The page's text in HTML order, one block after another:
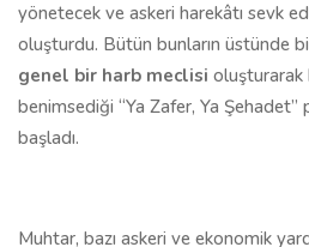
yönetecek ve askeri harekâtı sevk
oluşturdu. Bütün bunların üstünde
genel bir harb meclisi oluşturarak
benimsediği “Ya Zafer, Ya Şehadet”
başladı.
Muhtar, bazı askeri ve ekonomik